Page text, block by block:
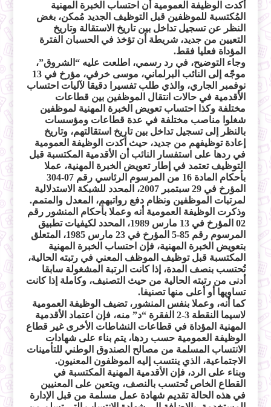
أكدت الوظيفة العمومية أن احتساب الخبرة المهنية
المُكتسبة للموظفين قبل التوظيف الجديد مُمكن، بغض
النظر عن تسجيل تداخل بين تاريخ الاستقالة وتاريخ
التعيين من جديد، شريطة أن تؤخذ في الحسبان الفترة
المؤداة فعليا فقط.
وجاء التوضيح، في رد رسمي، اطلعت عليه “الشروق”،
موجّه إلى النائب البرلماني، موسى خرفي، مؤرخ في 13
نوفمبر الجاري، والذي طلب تفسيرا دقيقا لآليات احتساب
الأقدمية في حالات انتقال الموظفين بين قطاعات
مختلفة وكذا احتساب تعويض الخبرة المهنية لموظفين
شغلوا مناصب مختلفة في عدة قطاعات ومؤسسات
بالنظر إلى تسجيل تداخل بين تاريخ استقالتهم، وتاريخ
إعادة توظيفهم من جديد، حيث أكدت الوظيفة العمومية
في ردها على استفسار النائب أن الأقدمية المكتسبة قبل
التوظيف تعتمد في إطار تعويض الخبرة المهنية، عملا
بأحكام المادة 16 من المرسوم الرئاسي رقم 07-304
المؤرخ في 29 سبتمبر 2007، المحدد للشبكة الاستدلالية
لمرتبات الموظفين ونظام دفع رواتبهم، المعدل والمتمم.
وذكرت الوظيفة العمومية أنه وعملا بأحكام المنشور رقم
02 المؤرخ في 13 مارس 1989، المحدد لكيفيات تطبيق
المرسوم رقم 85-5 المؤرخ في 23 مارس 1985، المتعلق
بتعويض الخبرة المهنية، فإن احتساب الخبرة المهنية
المكتسبة قبل توظيف الموظف المعني في رتبته الحالية،
تُحتسب بنصف المدة، إذا كانت الرتبة المشغولة سابقا
أدنى من رتبته الحالية من حيث التصنيف، وكاملة إذا كانت
تساويها أو أعلى منها تصنيفا.
كما أنه، وعملا بنفس المنشور، تضيف الوظيفة العمومية
لاسيما النقطة 3-2 الفقرة “د” منه، فإن اعتماد الأقدمية
المهنية المؤداة في قطاعات النشاطات الأخرى غير قطاع
الوظيفة العمومية حسب ردها، يتم بناء على شهادات
الانتساب المسلمة من مصالح الصندوق الوطني للتأمينات
الاجتماعية، الذي ينتسب إليه الموظفون المعنيون.
وبناء على الرد، فإن الأقدمية المهنية المكتسبة في
القطاع الخاص تُحتسب بالنصف، ويتعين على المعنيين
في هذه الحالة تقديم شهادة عمل مسلمة من قبل الإدارة